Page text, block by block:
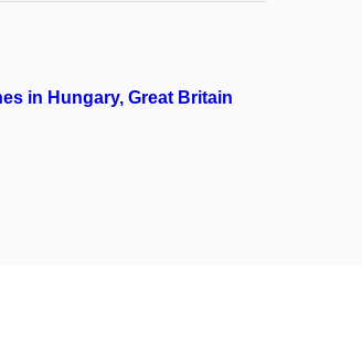
in Hungary, Great Britain